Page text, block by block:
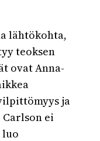
lähtökohta,
teoksen
ovat Anna-
ja
ei
luo